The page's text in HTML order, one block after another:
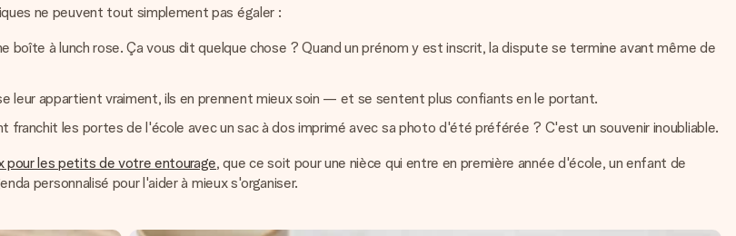
ne peuvent tout simplement pas égaler :
à lunch rose. Ça vous dit quelque chose ? Quand un prénom y est inscrit, la dispute se termine avant même de
leur appartient vraiment, ils en prennent mieux soin — et se sentent plus confiants en le portant.
les portes de l'école avec un sac à dos imprimé avec sa photo d'été préférée ? C'est un souvenir inoubliable.
pour les petits de votre entourage, que ce soit pour une nièce qui entre en première année d'école, un enfant de
personnalisé pour l'aider à mieux s'organiser.